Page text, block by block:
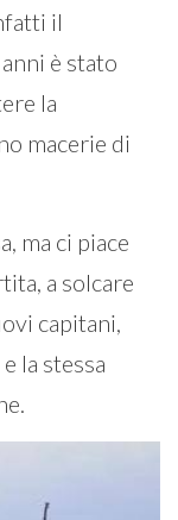
il
è stato
la
macerie di
ma ci piace
a solcare
capitani,
la stessa